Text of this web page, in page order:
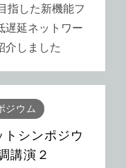
指した新機能フ
遅延ネットワー
介しました
シンポジウ
講演２
ジウム